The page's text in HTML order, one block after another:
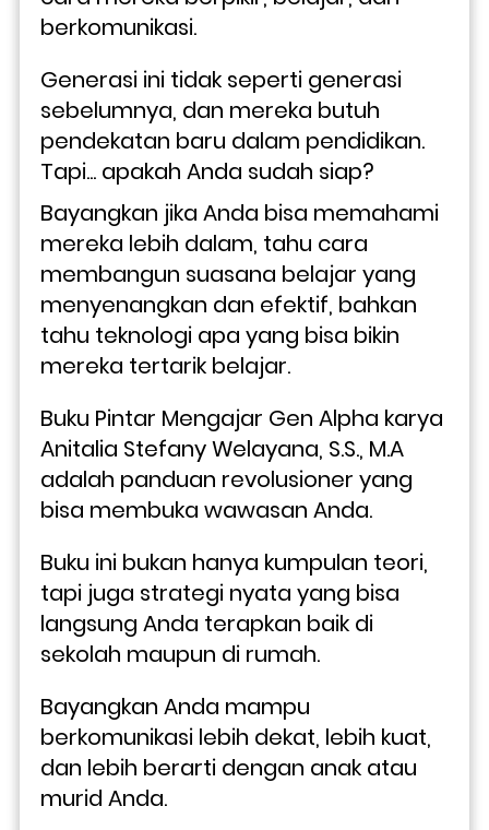
berkomunikasi.
Generasi ini tidak seperti generasi
sebelumnya, dan mereka butuh
pendekatan baru dalam pendidikan.
Tapi... apakah Anda sudah siap?
Bayangkan jika Anda bisa memahami
mereka lebih dalam, tahu cara
membangun suasana belajar yang
menyenangkan dan efektif, bahkan
tahu teknologi apa yang bisa bikin
mereka tertarik belajar.
Buku Pintar Mengajar Gen Alpha karya
Anitalia Stefany Welayana, S.S., M.A
adalah panduan revolusioner yang
bisa membuka wawasan Anda.
Buku ini bukan hanya kumpulan teori,
tapi juga strategi nyata yang bisa
langsung Anda terapkan baik di
sekolah maupun di rumah.
Bayangkan Anda mampu
berkomunikasi lebih dekat, lebih kuat,
dan lebih berarti dengan anak atau
murid Anda.